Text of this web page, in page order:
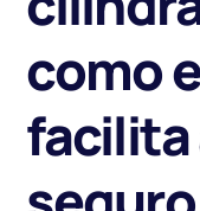
como
facilita